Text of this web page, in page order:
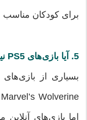
برای کودکان مناسب
5. آیا بازی‌های PS5 نیاز به اینترنت دارند؟